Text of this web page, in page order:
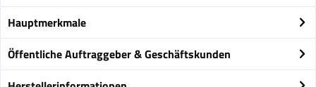
Hauptmerkmale
Öffentliche Auftraggeber & Geschäftskunden